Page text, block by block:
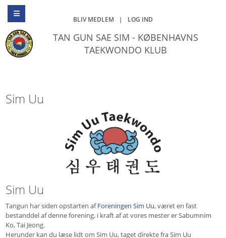
BLIV MEDLEM | LOG IND
TAN GUN SAE SIM - KØBENHAVNS
TAEKWONDO KLUB
Sim Uu
Sim Uu
Tangun har siden opstarten afForeningen Sim Uu, været en fast
bestanddel af denne forening, i kraft af at vores mester er Sabumnim
Ko, Tai Jeong.
Herunder kan du læse lidt om Sim Uu, taget direkte fra Sim Uu